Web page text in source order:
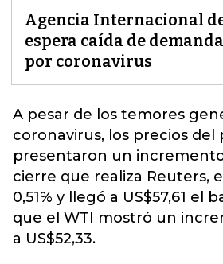
Agencia Internacional
espera caída de
por coronavirus
A pesar de los temores
coronavirus, los precios del
presentaron un incremento
cierre que realiza Reuters,
0,51% y llegó a US$57,61 el
que el WTI mostró un
a US$52,33.